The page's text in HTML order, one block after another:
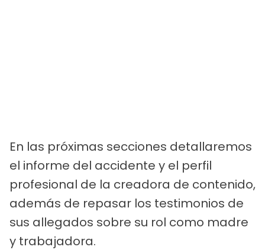
En las próximas secciones detallaremos
el informe del accidente y el perfil
profesional de la creadora de contenido,
además de repasar los testimonios de
sus allegados sobre su rol como madre
y trabajadora.